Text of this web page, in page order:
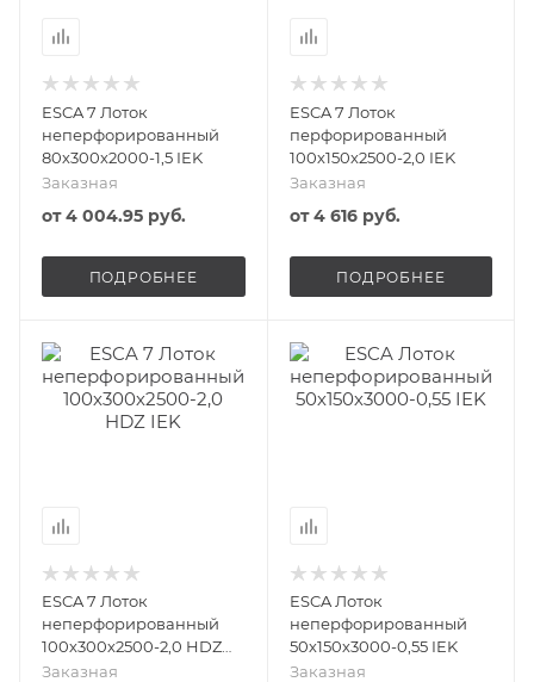
ESCA 7 Лоток
неперфорированный
80х300х2000-1,5 IEK
Заказная
от4 004.95 руб.
ПОДРОБНЕЕ
ESCA 7 Лоток
перфорированный
100х150х2500-2,0 IEK
Заказная
от4 616 руб.
ПОДРОБНЕЕ
ESCA 7 Лоток
неперфорированный
100х300х2500-2,0 HDZ
IEK
Заказная
ESCA Лоток
неперфорированный
50х150х3000-0,55 IEK
Заказная